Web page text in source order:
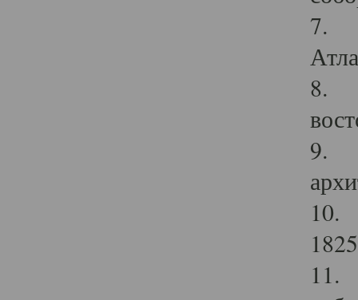
7.
8.
9.
10.
11.